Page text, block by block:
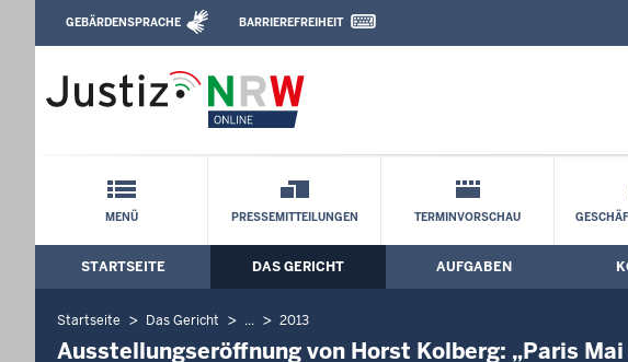
Verwaltungsgericht Düsseldorf:
Direkt zum Inhalt
Leichte Sprache, Gebärdensprachenvideo und
GEBÄRDENSPRACHE BARRIEREFREIHEIT
Schnellnavigation mit Volltext-Suche
MENÜ PRESSEMITTEILUNGEN TERMINVORSCHAU
Hauptmenü: Hauptnavigation
STARTSEITE DAS GERICHT AUFGABEN
Startseite Das Gericht ... 2013
Ausstellungseröffnung von Horst Kolberg: „Paris